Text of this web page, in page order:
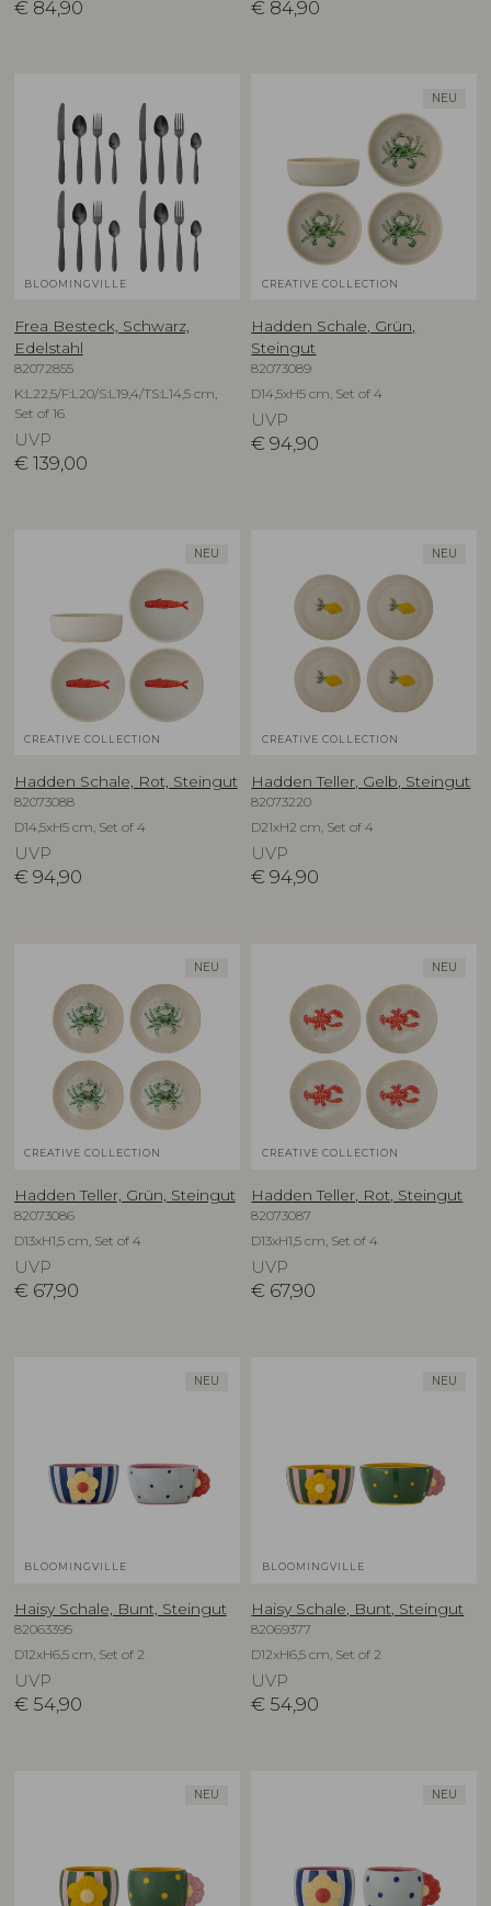
€ 84,90 € 84,90
BLOOMINGVILLE
Frea Besteck, Schwarz,
Edelstahl
82072855
K:L22,5/F:L20/S:L19,4/TS:L14,5 cm,
Set of 16
UVP
€ 139,00
NEU
CREATIVE COLLECTION
Hadden Schale, Grün,
Steingut
82073089
D14,5xH5 cm, Set of 4
UVP
€ 94,90
NEU
CREATIVE COLLECTION
Hadden Schale, Rot, Steingut
82073088
D14,5xH5 cm, Set of 4
UVP
€ 94,90
NEU
CREATIVE COLLECTION
Hadden Teller, Gelb, Steingut
82073220
D21xH2 cm, Set of 4
UVP
€ 94,90
NEU
CREATIVE COLLECTION
Hadden Teller, Grün, Steingut
82073086
D13xH1,5 cm, Set of 4
UVP
€ 67,90
NEU
CREATIVE COLLECTION
Hadden Teller, Rot, Steingut
82073087
D13xH1,5 cm, Set of 4
UVP
€ 67,90
NEU
BLOOMINGVILLE
Haisy Schale, Bunt, Steingut
82063395
D12xH6,5 cm, Set of 2
UVP
€ 54,90
NEU
BLOOMINGVILLE
Haisy Schale, Bunt, Steingut
82069377
D12xH6,5 cm, Set of 2
UVP
€ 54,90
NEU NEU